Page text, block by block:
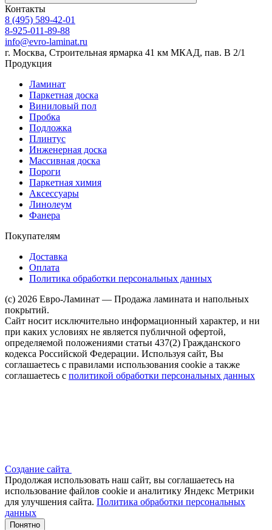
Контакты
8 (495) 589-42-01
8-925-011-89-88
info@evro-laminat.ru
г. Москва, Строительная ярмарка 41 км МКАД, пав. В 2/1
Продукция
Ламинат
Паркетная доска
Виниловый пол
Пробка
Подложка
Плинтус
Инженерная доска
Массивная доска
Пороги
Паркетная химия
Аксессуары
Линолеум
Фанера
Покупателям
Доставка
Оплата
Политика обработки персональных данных
(c) 2026 Евро-Ламинат — Продажа ламината и напольных
покрытий.
Сайт носит исключительно информационный характер, и ни
при каких условиях не является публичной офертой,
определяемой положениями статьи 437(2) Гражданского
кодекса Российской Федерации. Используя сайт, Вы
соглашаетесь с правилами использования cookie а также
соглашаетесь с политикой обработки персональных данных
Создание сайта
Продолжая использовать наш сайт, вы соглашаетесь на
использование файлов сооkіе и аналитику Яндекс Метрики
для улучшения сайта. Политика обработки персональных
данных
Понятно